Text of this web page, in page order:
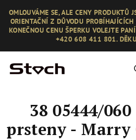
obsah
OMLOUVÁME SE, ALE CENY PRODUKTŮ
ORIENTAČNÍ Z DŮVODU PROBÍHAJÍCÍCH
KONEČNOU CENU ŠPERKU VOLEJTE
+420 608 411 801.
38 05444/
prsteny - Marry